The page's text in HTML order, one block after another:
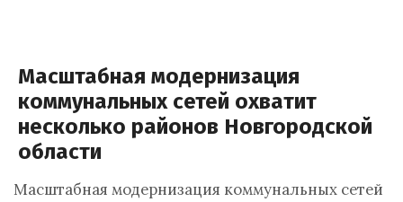
Масштабная модернизация
коммунальных сетей охватит
несколько районов Новгородской
области
Масштабная модернизация коммунальных сетей